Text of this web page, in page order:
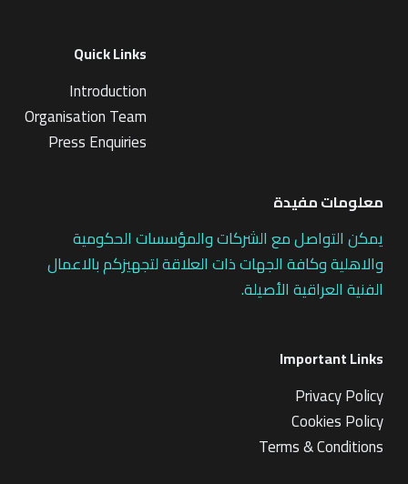
Quick Links
Introduction
Organisation Team
Press Enquiries
معلومات مفيدة
يمكن التواصل مع الشركات والمؤسسات الحكومية
والاهلية وكافة الجهات ذات العلاقة لتجهيزكم بالاعمال
الفنية العراقية الأصيلة.
Important Links
Privacy Policy
Cookies Policy
Terms & Conditions